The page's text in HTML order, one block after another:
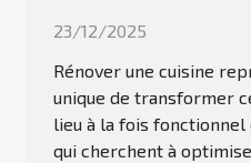
23/12/2025
Rénover une cuisine
unique de transformer
lieu à la fois fonctionnel
qui cherchent à